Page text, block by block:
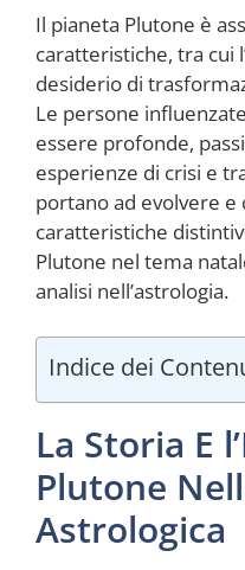
Il pianeta Plutone è
caratteristiche, tra cui
desiderio di
Le persone
essere profonde,
esperienze di crisi e
portano ad evolvere e
caratteristiche
Plutone nel tema
analisi nell’astrologia.
Indice dei
La Storia E
Plutone
Astrologica